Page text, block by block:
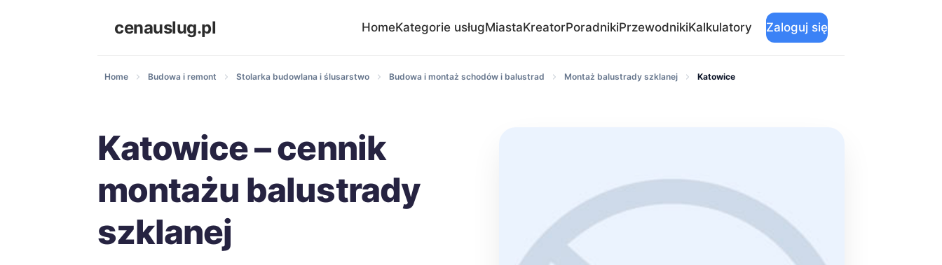
cenauslug.pl HomeKategorie usługMiastaKreatorPoradnikiPrzewodnikiKalkulatory Zaloguj się
Home Budowa i remont Stolarka budowlana i ślusarstwo Budowa i montaż schodów i balustrad Montaż balustrady szklanej Katowice
Katowice – cennik
montażu balustrady
szklanej